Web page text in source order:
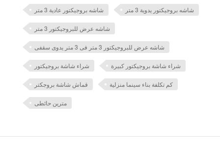
شاشه بروجيكتور عادية 3 متر شاشه بروجيكتور يدوية 3 متر
شاشه عرض للبروجيكتور 3 متر
شاشه عرض للبروجيكتور 3 متر فى 3 متر يدوى سقفى
شراء شاشة بروجيكتور شراء شاشة بروجيكتور كبيرة
قماش شاشة بروجكتر كم تكلفة بناء سينما منزلية
مترين حائطى